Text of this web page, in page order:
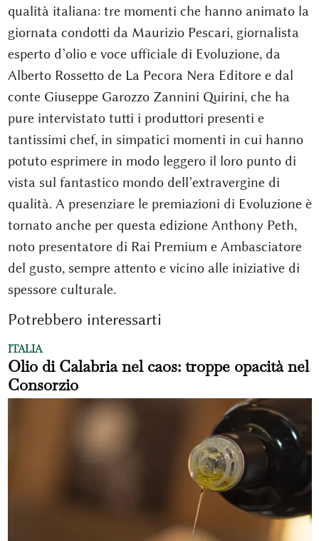
qualità italiana: tre momenti che hanno animato la
giornata condotti da Maurizio Pescari, giornalista
esperto d’olio e voce ufficiale di Evoluzione, da
Alberto Rossetto de La Pecora Nera Editore e dal
conte Giuseppe Garozzo Zannini Quirini, che ha
pure intervistato tutti i produttori presenti e
tantissimi chef, in simpatici momenti in cui hanno
potuto esprimere in modo leggero il loro punto di
vista sul fantastico mondo dell’extravergine di
qualità. A presenziare le premiazioni di Evoluzione è
tornato anche per questa edizione Anthony Peth,
noto presentatore di Rai Premium e Ambasciatore
del gusto, sempre attento e vicino alle iniziative di
spessore culturale.
Potrebbero interessarti
ITALIA
Olio di Calabria nel caos: troppe opacità nel
Consorzio